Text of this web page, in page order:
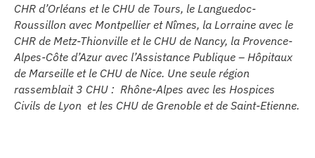
CHR d’Orléans et le CHU de Tours, le Languedoc-
Roussillon avec Montpellier et Nîmes, la Lorraine avec le
CHR de Metz-Thionville et le CHU de Nancy, la Provence-
Alpes-Côte d’Azur avec l’Assistance Publique – Hôpitaux
de Marseille et le CHU de Nice. Une seule région
rassemblait 3 CHU : Rhône-Alpes avec les Hospices
Civils de Lyon et les CHU de Grenoble et de Saint-Etienne.